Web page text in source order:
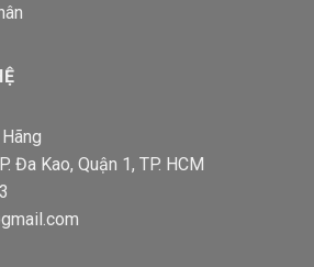
Đa Kao, Quận 1, TP. HCM